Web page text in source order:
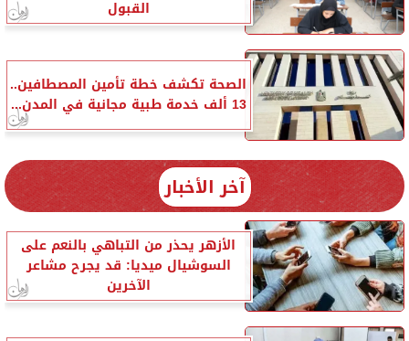
القبول
الصحة تكشف خطة تأمين المصطافين..
13 ألف خدمة طبية مجانية في المدن...
آخر الأخبار
الأزهر يحذر من التباهي بالنعم على
السوشيال ميديا: قد يجرح مشاعر
الآخرين